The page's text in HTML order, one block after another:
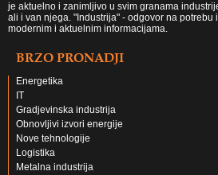
je aktuelno i zanimljivo u svim granama
ali i van njega. "Industrija" - odgovor na potrebu
modernim i aktuelnim informacijama.
BRZO PRONADJI
Energetika
IT
Gradjevinska industrija
Obnovljivi izvori energije
Nove tehnologije
Logistika
Metalna industrija